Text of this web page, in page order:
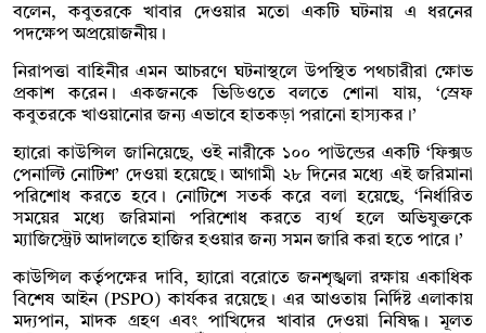
বলেন, কবুতরকে খাবার দেওয়ার মতো একটি ঘটনায় এ ধরনের
পদক্ষেপ অপ্রয়োজনীয়।
নিরাপত্তা বাহিনীর এমন আচরণে ঘটনাস্থলে উপস্থিত পথচারীরা ক্ষোভ
প্রকাশ করেন। একজনকে ভিডিওতে বলতে শোনা যায়, ‘স্রেফ
কবুতরকে খাওয়ানোর জন্য এভাবে হাতকড়া পরানো হাস্যকর।’
হ্যারো কাউন্সিল জানিয়েছে, ওই নারীকে ১০০ পাউন্ডের একটি ‘ফিক্সড
পেনাল্টি নোটিশ’ দেওয়া হয়েছে। আগামী ২৮ দিনের মধ্যে এই জরিমানা
পরিশোধ করতে হবে। নোটিশে সতর্ক করে বলা হয়েছে, ‘নির্ধারিত
সময়ের মধ্যে জরিমানা পরিশোধ করতে ব্যর্থ হলে অভিযুক্তকে
ম্যাজিস্ট্রেট আদালতে হাজির হওয়ার জন্য সমন জারি করা হতে পারে।’
কাউন্সিল কর্তৃপক্ষের দাবি, হ্যারো বরোতে জনশৃঙ্খলা রক্ষায় একাধিক
বিশেষ আইন (PSPO) কার্যকর রয়েছে। এর আওতায় নির্দিষ্ট এলাকায়
মদ্যপান, মাদক গ্রহণ এবং পাখিদের খাবার দেওয়া নিষিদ্ধ। মূলত